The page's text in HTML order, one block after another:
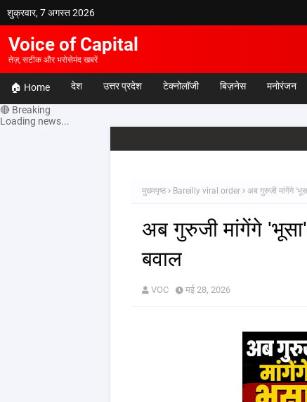
शुक्रवार, 7 अगस्त 2026
Voice of Capital
तेज़, सटीक और भरोसेमंद खबरें
🏠 Home देश उत्तर प्रदेश टेक्नोलॉजी बिज़नेस मनोरंजन
🔴 Breaking
Loading news...
मुख्यपृष्ठ Bareilly viral order अब गुरुजी मांगेंगे
अब गुरुजी मांगेंगे
बवाल
VOC मई 28, 2026